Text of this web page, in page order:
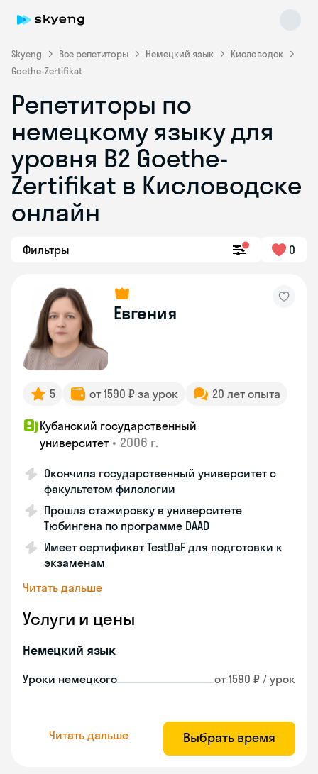
Skyeng Все репетиторы Немецкий язык
Кисловодск
Goethe-Zertifikat
Репетиторы по
немецкому языку для
уровня B2 Goethe-
Zertifikat в Кисловодске
онлайн
Фильтры 0
Евгения
5 от 1590 ₽ за урок 20 лет опыта
Кубанский государственный
университет • 2006 г.
Окончила государственный университет с
факультетом филологии
Прошла стажировку в университете
Тюбингена по программе DAAD
Имеет сертификат TestDaF для подготовки к
экзаменам
Читать дальше
Услуги и цены
Немецкий язык
Уроки немецкого от 1590 ₽ / урок
Читать дальше Выбрать время
Skyeng Chat